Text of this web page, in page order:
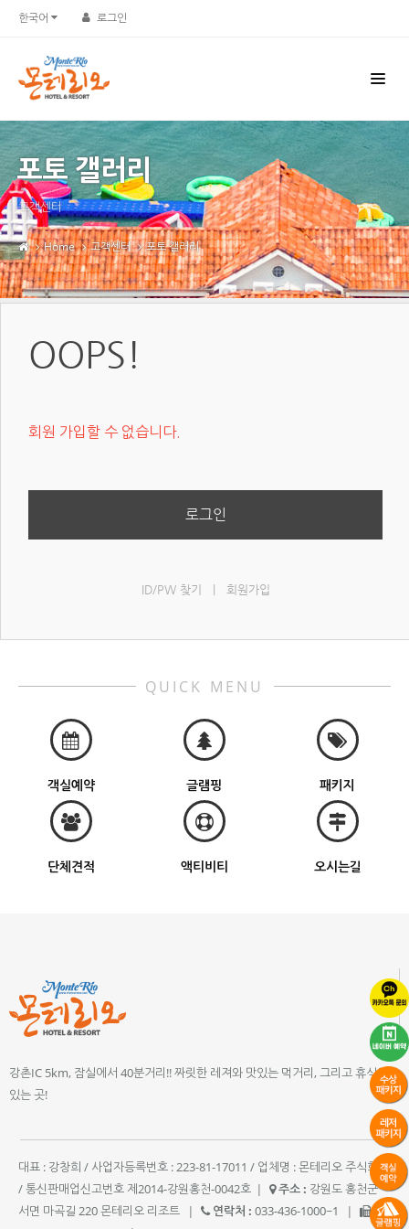
한국어 로그인
포토 갤러리
고객센터
Home 고객센터 포토 갤러리
OOPS!
회원 가입할 수 없습니다.
로그인
ID/PW 찾기 회원가입
QUICK MENU
객실예약 글램핑 패키지
단체견적 액티비티 오시는길
강촌IC 5km, 잠실에서 40분거리!! 짜릿한 레져와 맛있는 먹거리, 그리고 휴식이
있는 곳!
대표 : 강창희 / 사업자등록번호 : 223-81-17011 / 업체명 : 몬테리오 주식회사
/ 통신판매업신고번호 제2014-강원홍천-0042호 | 주소 : 강원도 홍천군
서면 마곡길 220 몬테리오 리조트
| 연락처 : 033-436-1000~1
|